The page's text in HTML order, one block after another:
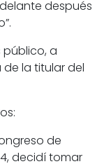
después
público, a
la titular del
de
decidí tomar